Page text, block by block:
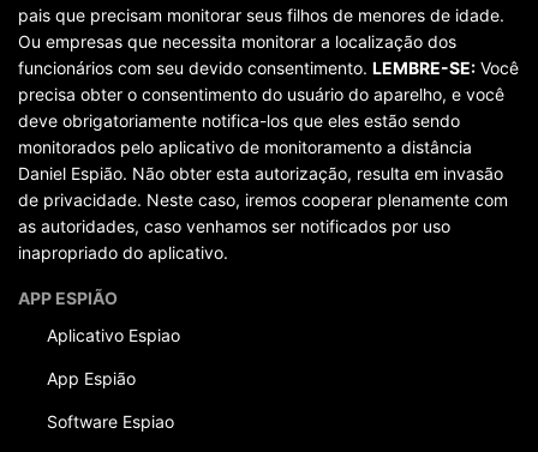
pais que precisam monitorar seus filhos de menores de idade.
Ou empresas que necessita monitorar a localização dos
funcionários com seu devido consentimento. LEMBRE-SE: Você
precisa obter o consentimento do usuário do aparelho, e você
deve obrigatoriamente notifica-los que eles estão sendo
monitorados pelo aplicativo de monitoramento a distância
Daniel Espião. Não obter esta autorização, resulta em invasão
de privacidade. Neste caso, iremos cooperar plenamente com
as autoridades, caso venhamos ser notificados por uso
inapropriado do aplicativo.
APP ESPIÃO
Aplicativo Espiao
App Espião
Software Espiao